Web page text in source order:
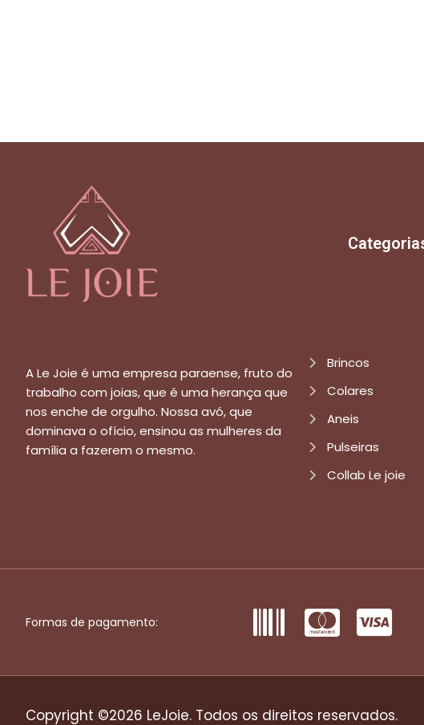
A Le Joie é uma empresa paraense, fruto do
trabalho com joias, que é uma herança que
nos enche de orgulho. Nossa avó, que
dominava o ofício, ensinou as mulheres da
família a fazerem o mesmo.
Brincos
Colares
Aneis
Pulseiras
Collab Le joie
Formas de pagamento:
Copyright ©2026 LeJoie. Todos os direitos reservados.